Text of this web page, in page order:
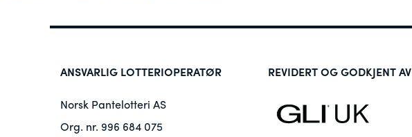
ANSVARLIG LOTTERIOPERATØR
Norsk Pantelotteri AS
Org. nr. 996 684 075
REVIDERT OG GODKJENT AV